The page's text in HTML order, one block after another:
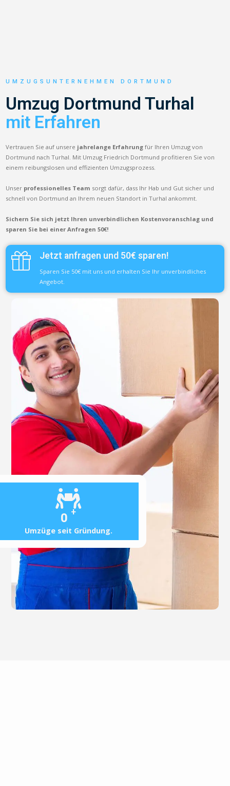
0 +
Umzüge seit Gründung.
UMZUGSUNTERNEHMEN DORTMUND
Umzug Dortmund Turhal
mit Erfahren
Vertrauen Sie auf unsere jahrelange Erfahrung für Ihren Umzug von
Dortmund nach Turhal. Mit Umzug Friedrich Dortmund profitieren Sie von
einem reibungslosen und effizienten Umzugsprozess.
Unser professionelles Team sorgt dafür, dass Ihr Hab und Gut sicher und
schnell von Dortmund an Ihrem neuen Standort in Turhal ankommt.
Sichern Sie sich jetzt Ihren unverbindlichen Kostenvoranschlag und
sparen Sie bei einer Anfragen 50€!
Jetzt anfragen und 50€ sparen!
Sparen Sie 50€ mit uns und erhalten Sie Ihr unverbindliches
Angebot.